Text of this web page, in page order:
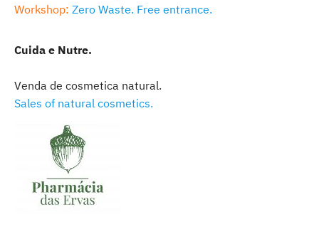
Workshop: Zero Waste. Free entrance.
Cuida e Nutre.
Venda de cosmetica natural.
Sales of natural cosmetics.